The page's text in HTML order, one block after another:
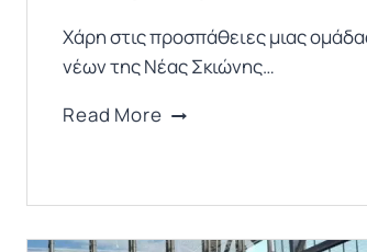
Χάρη στις προσπάθειες μιας
νέων της Νέας Σκιώνης…
Read MoreΑναπηρικό